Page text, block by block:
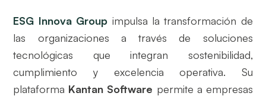
ESG Innova Group impulsa la transformación de
las organizaciones a través de soluciones
tecnológicas que integran sostenibilidad,
cumplimiento y excelencia operativa. Su
plataforma Kantan Software permite a empresas